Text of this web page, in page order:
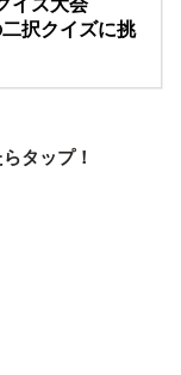
二択クイズに挑
タップ！